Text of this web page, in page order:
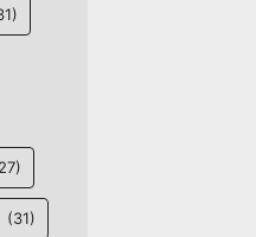
(31)